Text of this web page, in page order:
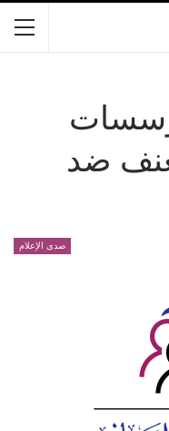
ضد
صدى الإعلام